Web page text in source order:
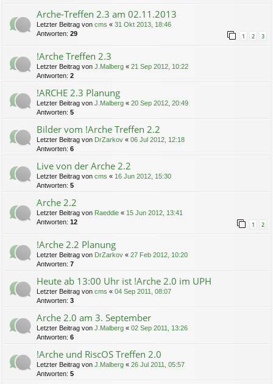
Arche-Treffen 2.3 am 02.11.2013
Letzter Beitrag von cms « 31 Okt 2013, 18:46
Antworten: 29 1 2 3
!Arche Treffen 2.3
Letzter Beitrag von J.Malberg « 21 Sep 2012, 10:22
Antworten: 2
!ARCHE 2.3 Planung
Letzter Beitrag von J.Malberg « 20 Sep 2012, 20:49
Antworten: 5
Bilder vom !Arche Treffen 2.2
Letzter Beitrag von DrZarkov « 06 Jul 2012, 12:18
Antworten: 6
Live von der Arche 2.2
Letzter Beitrag von cms « 16 Jun 2012, 15:30
Antworten: 5
Arche 2.2
Letzter Beitrag von Raeddie « 15 Jun 2012, 13:41
Antworten: 12 1 2
!Arche 2.2 Planung
Letzter Beitrag von DrZarkov « 27 Feb 2012, 10:20
Antworten: 7
Heute ab 13:00 Uhr ist !Arche 2.0 im UPH
Letzter Beitrag von cms « 04 Sep 2011, 08:07
Antworten: 3
Arche 2.0 am 3. September
Letzter Beitrag von J.Malberg « 02 Sep 2011, 13:26
Antworten: 6
!Arche und RiscOS Treffen 2.0
Letzter Beitrag von J.Malberg « 26 Jul 2011, 05:57
Antworten: 5